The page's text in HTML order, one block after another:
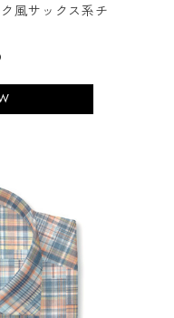
風サックス系チ